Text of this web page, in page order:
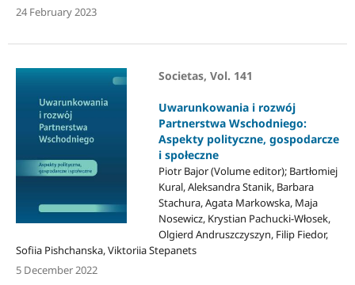
24 February 2023
Societas, Vol. 141
Uwarunkowania i rozwój
Partnerstwa Wschodniego:
Aspekty polityczne, gospodarcze
i społeczne
Piotr Bajor (Volume editor); Bartłomiej
Kural, Aleksandra Stanik, Barbara
Stachura, Agata Markowska, Maja
Nosewicz, Krystian Pachucki-Włosek,
Olgierd Andruszczyszyn, Filip Fiedor,
Sofiia Pishchanska, Viktoriia Stepanets
5 December 2022